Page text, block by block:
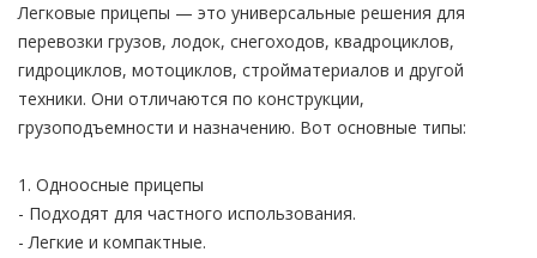
Легковые прицепы — это универсальные решения для
перевозки грузов, лодок, снегоходов, квадроциклов,
гидроциклов, мотоциклов, стройматериалов и другой
техники. Они отличаются по конструкции,
грузоподъемности и назначению. Вот основные типы:
1. Одноосные прицепы
- Подходят для частного использования.
- Легкие и компактные.